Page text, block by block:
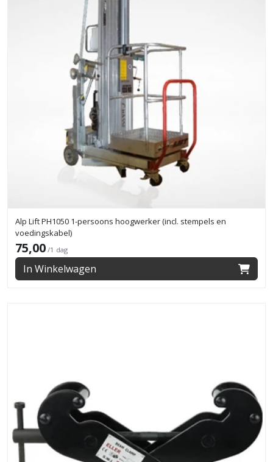
Alp Lift PH1050 1-persoons hoogwerker (incl. stempels en
voedingskabel)
75,00 /1 dag
In Winkelwagen